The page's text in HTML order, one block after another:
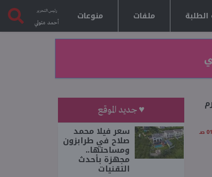
الطلبة ملفات منوعات رئيس التحرير
أحمد متولي
♥ جديد الموقع
سعر فيلا محمد
صلاح في طرابزون
ومساحتها..
مجهزة بأحدث
التقنيات